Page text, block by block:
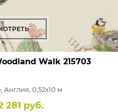
Walk215703
Англия, 0,52x10 м
281 руб.